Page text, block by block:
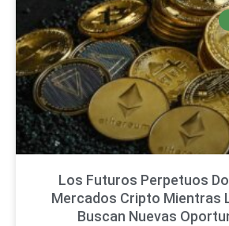
Los Futuros Perpetuos
Mercados Cripto Mientras
Buscan Nuevas